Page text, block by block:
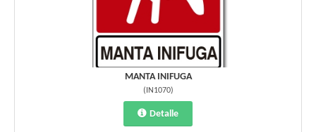
MANTA INIFUGA
( IN1070)
Detalle